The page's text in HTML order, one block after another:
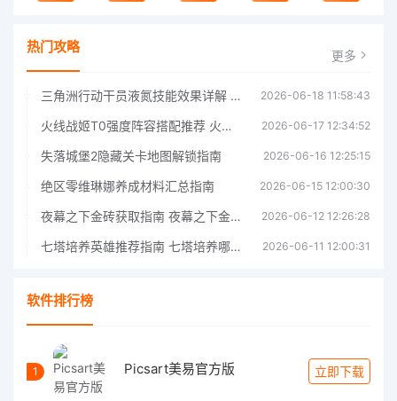
热门攻略 更多
三角洲行动干员液氮技能效果详解 三角洲行动干员液氮技能介绍 2026-06-18 11:58:43
火线战姬T0强度阵容搭配推荐 火线战姬T0强度阵容哪个好 2026-06-17 12:34:52
失落城堡2隐藏关卡地图解锁指南 2026-06-16 12:25:15
绝区零维琳娜养成材料汇总指南 2026-06-15 12:00:30
夜幕之下金砖获取指南 夜幕之下金砖获取方法 2026-06-12 12:26:28
七塔培养英雄推荐指南 七塔培养哪个英雄好 2026-06-11 12:00:31
软件排行榜
1 Picsart美易官方版 立即下载